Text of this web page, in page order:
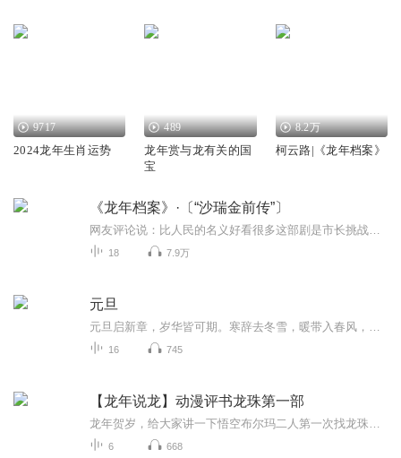
9717
2024龙年生肖运势
489
龙年赏与龙有关的国
宝
8.2万
柯云路|《龙年档案》
《龙年档案》·〔“沙瑞金前传”〕
18 7.9万
元旦
16 745
【龙年说龙】动漫评书龙珠第一部
6 668